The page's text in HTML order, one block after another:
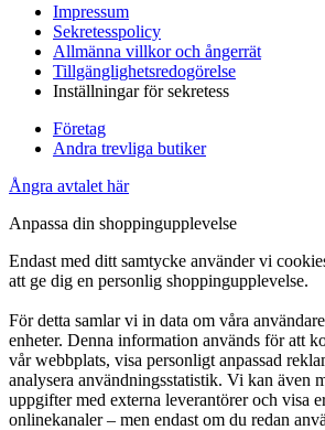
Impressum
Sekretesspolicy
Allmänna villkor och ångerrät
Tillgänglighetsredogörelse
Inställningar för sekretess
Företag
Andra trevliga butiker
Ångra avtalet här
Anpassa din shoppingupplevelse
Endast med ditt samtycke använder vi
att ge dig en personlig shoppingupplevelse.
För detta samlar vi in data om våra
enheter. Denna information används för att
vår webbplats, visa personligt anpassad
analysera användningsstatistik. Vi kan även
uppgifter med externa leverantörer och visa
onlinekanaler – men endast om du redan